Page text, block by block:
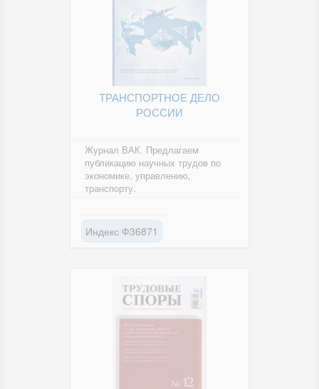
ТРАНСПОРТНОЕ ДЕЛО
РОССИИ
Журнал ВАК. Предлагаем
публикацию научных трудов по
экономике, управлению,
транспорту.
Индекс Ф36871